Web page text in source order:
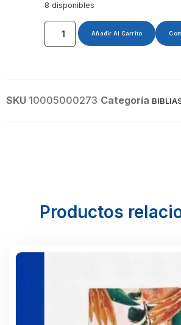
8 disponibles
Añadir Al Carrito
SKU 10005000273 Categoría
Productos